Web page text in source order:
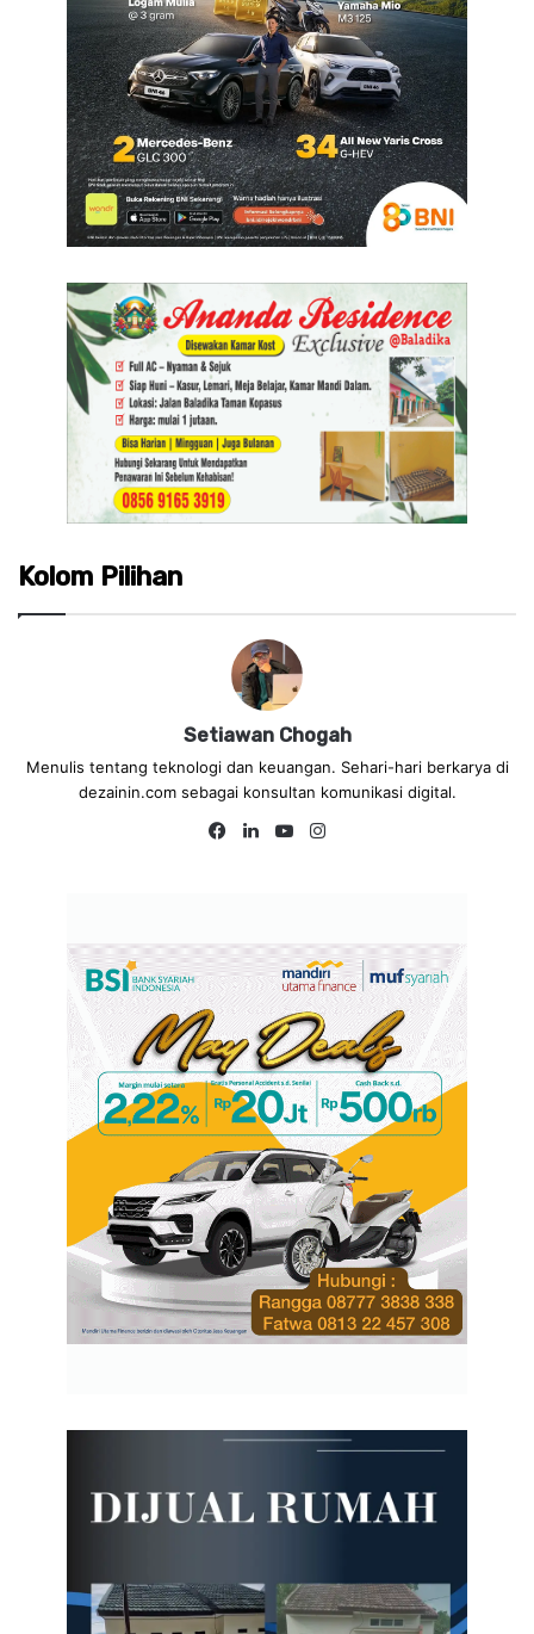
Kolom Pilihan
Setiawan Chogah
Menulis tentang teknologi dan keuangan. Sehari-hari berkarya di
dezainin.com sebagai konsultan komunikasi digital.
Fa
Lin
Yo